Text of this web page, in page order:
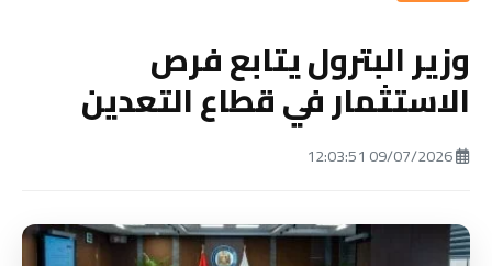
وزير البترول يتابع فرص
الاستثمار في قطاع التعدين